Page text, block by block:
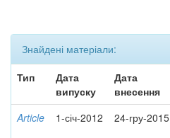
Знайдені матеріали:
Тип
Дата
випуску
Дата
внесення
Article 1-січ-2012 24-гру-2015